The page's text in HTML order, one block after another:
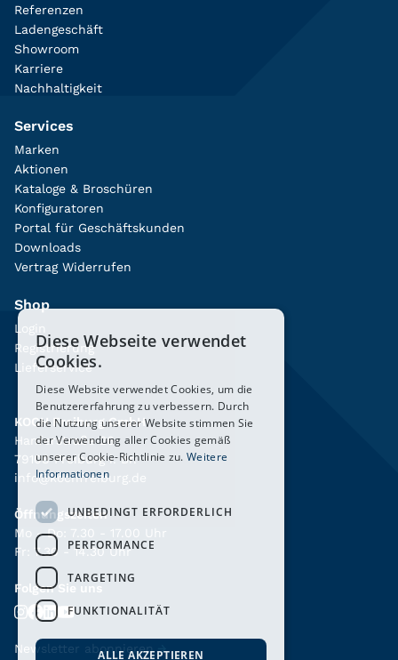
Referenzen
Ladengeschäft
Showroom
Karriere
Nachhaltigkeit
Services
Marken
Aktionen
Kataloge & Broschüren
Konfiguratoren
Portal für Geschäftskunden
Downloads
Vertrag Widerrufen
Shop
Login
Registrierung
Lieferservice
KOCH Freiburg GmbH
Hanferstraße 26
79108 Freiburg i. Br.
info@kochfreiburg.de
Öffnungszeiten
Mo - Do: 7.30 - 17.00 Uhr
Fr: 7.30 - 14.30 Uhr
Folgen Sie uns
Newsletter abonnieren →
Diese Webseite verwendet
Cookies.
Diese Website verwendet Cookies, um die
Benutzererfahrung zu verbessern. Durch
die Nutzung unserer Website stimmen Sie
der Verwendung aller Cookies gemäß
unserer Cookie-Richtlinie zu.Weitere
Informationen
UNBEDINGT ERFORDERLICH
PERFORMANCE
TARGETING
FUNKTIONALITÄT
ALLE AKZEPTIEREN